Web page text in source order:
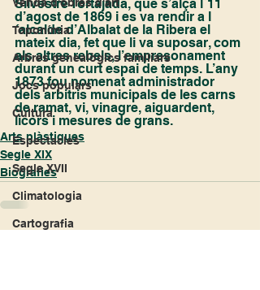
Toponímia
Arbres genealògics familiars
Jocs populars
Cultura
Espectacles
Segle XVII
Climatologia
Cartografia
Silvestre Tortajada, que s’alçà l´11
d’agost de 1869 i es va rendir a l
´alcalde d’Albalat de la Ribera el
mateix dia, fet que li va suposar, com
als altres rebels, l’empresonament
durant un curt espai de temps. L’any
1873 fou nomenat administrador
dels arbitris municipals de les carns
de ramat, vi, vinagre, aiguardent,
licors i mesures de grans.
Arts plàstiques
Segle XIX
Biografies